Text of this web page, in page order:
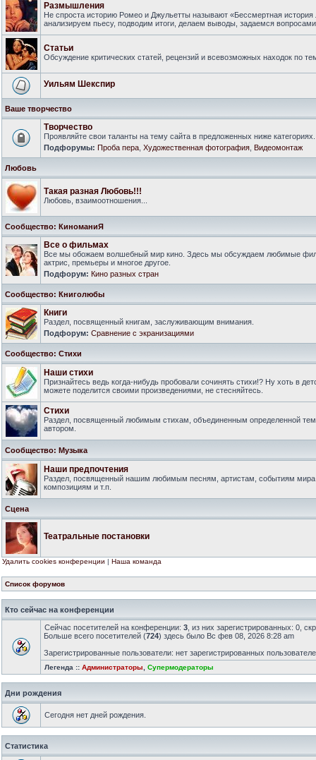
Размышления
Не спроста историю Ромео и Джульетты называют «Бессмертная
анализируем пьесу, подводим итоги, делаем выводы, задаемся
Статьи
Обсуждение критических статей, рецензий и всевозможных находок по
Уильям Шекспир
Ваше творчество
Творчество
Проявляйте свои таланты на тему сайта в предложенных ниже категориях.
Подфорумы: Проба пера Художественная фотография Видеомонтаж
Любовь
Такая разная Любовь!!!
Любовь, взаимоотношения...
Сообщество: КиноманиЯ
Все о фильмах
Все мы обожаем волшебный мир кино. Здесь мы обсуждаем любимые
актрис, премьеры и многое другое.
Подфорум: Кино разных стран
Сообщество: Книголюбы
Книги
Раздел, посвященный книгам, заслуживающим внимания.
Подфорум: Сравнение с экранизациями
Сообщество: Стихи
Наши стихи
Признайтесь ведь когда-нибудь пробовали сочинять стихи!? Ну хоть в
можете поделится своими произведениями, не стесняйтесь.
Стихи
Раздел, посвященный любимым стихам, объединенным определенной
автором.
Сообщество: Музыка
Наши предпочтения
Раздел, посвященный нашим любимым песням, артистам, событиям
композициям и т.п.
Сцена
Театральные постановки
Удалить cookies конференции | Наша команда
Список форумов
Кто сейчас на конференции
Сейчас посетителей на конференции: 3 , из них зарегистрированных: 0,
Больше всего посетителей (724) здесь было Вс фев 08, 2026 8:28 am
Зарегистрированные пользователи: нет зарегистрированных
Легенда :: Администраторы Супермодераторы
Дни рождения
Сегодня нет дней рождения.
Статистика